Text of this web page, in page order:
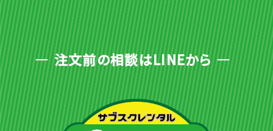
注文前の相談はLINEから